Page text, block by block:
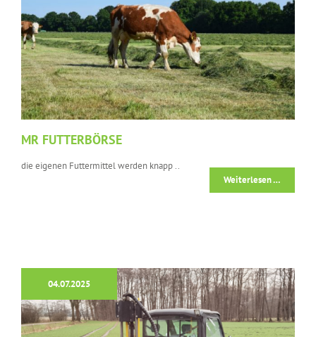
MR FUTTERBÖRSE
die eigenen Futtermittel werden knapp ..
Weiterlesen …
04.07.2025